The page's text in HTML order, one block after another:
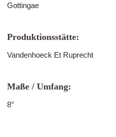
Gottingae
Produktionsstätte:
Vandenhoeck Et Ruprecht
Maße / Umfang:
8°